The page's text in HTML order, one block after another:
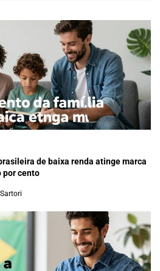
de baixa renda atinge marca
por cento